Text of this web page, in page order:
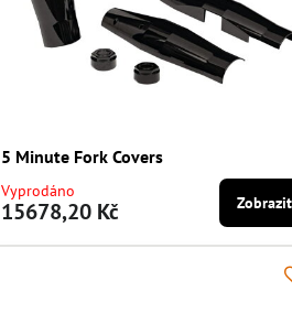
5 Minute Fork Covers
Vyprodáno
15678,20 Kč Zobrazit